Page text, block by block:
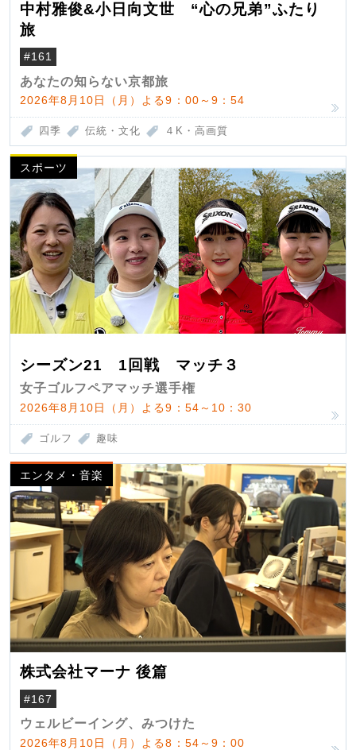
中村雅俊&小日向文世 “心の兄弟”ふたり
旅
#161
あなたの知らない京都旅
2026年8月10日（月）よる9：00～9：54
四季 伝統・文化 ４K・高画質
スポーツ
シーズン21 1回戦 マッチ３
女子ゴルフペアマッチ選手権
2026年8月10日（月）よる9：54～10：30
ゴルフ 趣味
エンタメ・音楽
株式会社マーナ 後篇
#167
ウェルビーイング、みつけた
2026年8月10日（月）よる8：54～9：00